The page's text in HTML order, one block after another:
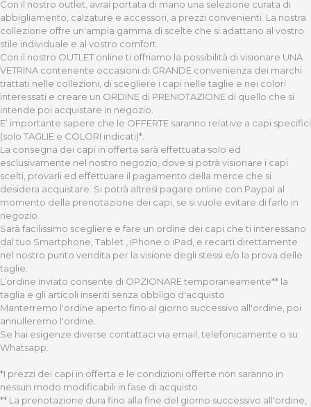
Con il nostro outlet, avrai portata di mano una selezione curata di
abbigliamento, calzature e accessori, a prezzi convenienti. La nostra
collezione offre un'ampia gamma di scelte che si adattano al vostro
stile individuale e al vostro comfort.
Con il nostro OUTLET online ti offriamo la possibilità di visionare UNA
VETRINA contenente occasioni di GRANDE convenienza dei marchi
trattati nelle collezioni, di scegliere i capi nelle taglie e nei colori
interessati e creare un ORDINE di PRENOTAZIONE di quello che si
intende poi acquistare in negozio.
E’ importante sapere che le OFFERTE saranno relative a capi specifici
(solo TAGLIE e COLORI indicati)*.
La consegna dei capi in offerta sarà effettuata solo ed
esclusivamente nel nostro negozio, dove si potrà visionare i capi
scelti, provarli ed effettuare il pagamento della merce che si
desidera acquistare. Si potrà altresì pagare online con Paypal al
momento della prenotazione dei capi, se si vuole evitare di farlo in
negozio.
Sarà facilissimo scegliere e fare un ordine dei capi che ti interessano
dal tuo Smartphone, Tablet , iPhone o iPad, e recarti direttamente
nel nostro punto vendita per la visione degli stessi e/o la prova delle
taglie.
L’ordine inviato consente di OPZIONARE temporaneamente** la
taglia e gli articoli inseriti senza obbligo d'acquisto.
Manterremo l'ordine aperto fino al giorno successivo all'ordine, poi
annulleremo l'ordine.
Se hai esigenze diverse contattaci via email, telefonicamente o su
Whatsapp.
*I prezzi dei capi in offerta e le condizioni offerte non saranno in
nessun modo modificabili in fase di acquisto.
** La prenotazione dura fino alla fine del giorno successivo all'ordine,